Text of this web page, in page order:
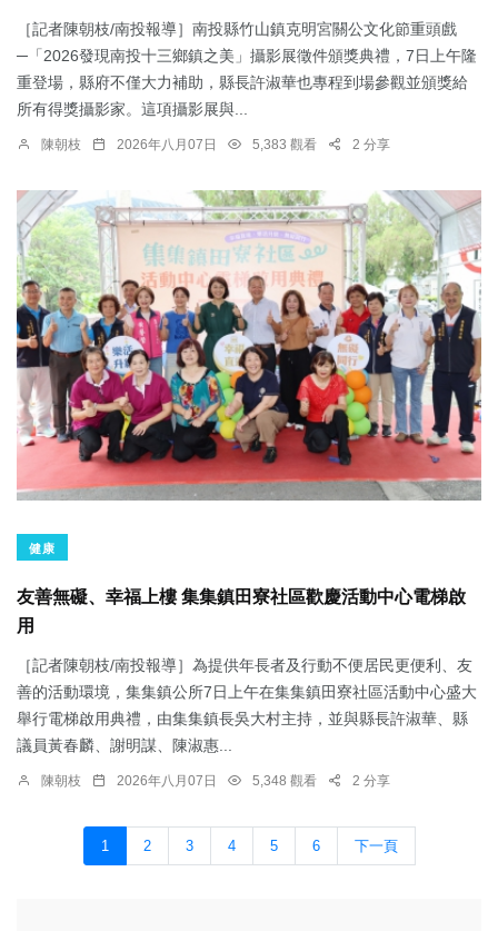
［記者陳朝枝/南投報導］南投縣竹山鎮克明宮關公文化節重頭戲
─「2026發現南投十三鄉鎮之美」攝影展徵件頒獎典禮，7日上午隆
重登場，縣府不僅大力補助，縣長許淑華也專程到場參觀並頒獎給
所有得獎攝影家。這項攝影展與...
陳朝枝 2026年八月07日 5,383 觀看 2 分享
健康
友善無礙、幸福上樓 集集鎮田寮社區歡慶活動中心電梯啟
用
［記者陳朝枝/南投報導］為提供年長者及行動不便居民更便利、友
善的活動環境，集集鎮公所7日上午在集集鎮田寮社區活動中心盛大
舉行電梯啟用典禮，由集集鎮長吳大村主持，並與縣長許淑華、縣
議員黃春麟、謝明謀、陳淑惠...
陳朝枝 2026年八月07日 5,348 觀看 2 分享
1 2 3 4 5 6 下一頁